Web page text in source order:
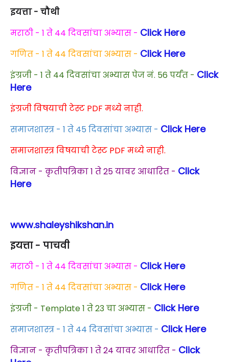
इयत्ता - चौथी
मराठी - 1 ते 44 दिवसांचा अभ्यास - Click Here
गणित - 1 ते 44 दिवसांचा अभ्यास - Click Here
इंग्रजी - 1 ते 44 दिवसांचा अभ्यास पेज नं. 56 पर्यंत - Click
Here
इंग्रजी विषयाची टेस्ट PDF मध्ये नाही.
समाजशास्त्र - 1 ते 45 दिवसांचा अभ्यास - Click Here
समाजशास्त्र विषयाची टेस्ट PDF मध्ये नाही.
विज्ञान - कृतीपत्रिका 1 ते 25 यावर आधारित - Click
Here
www.shaleyshikshan.in
इयत्ता - पाचवी
मराठी - 1 ते 44 दिवसांचा अभ्यास - Click Here
गणित - 1 ते 44 दिवसांचा अभ्यास - Click Here
इंग्रजी - Template 1 ते 23 चा अभ्यास - Click Here
समाजशास्त्र - 1 ते 44 दिवसांचा अभ्यास - Click Here
विज्ञान - कृतीपत्रिका 1 ते 24 यावर आधारित - Click